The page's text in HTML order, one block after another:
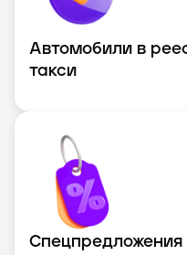
Автомобили в
такси
Спецпредложения